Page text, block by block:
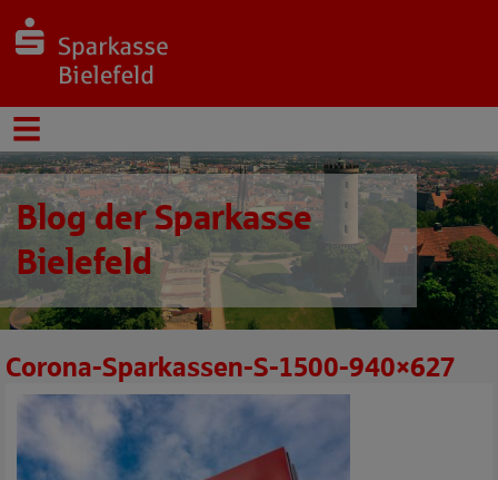
Blog der Sparkasse
Bielefeld
Corona-Sparkassen-S-1500-940×627